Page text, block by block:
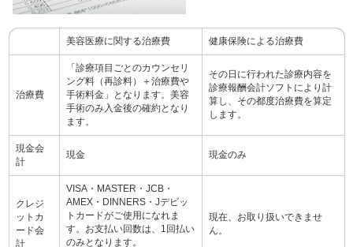
美容医療に関する治療費 健康保険による治療費
治療費
「診療項目ごとのカウンセリ
ング料（再診料）＋治療費や
手術料金」となります。美容
手術のみ入金後の確約となり
ます。
その日に行われた診療内容を
診療報酬会計ソフトにより計
算し、その都度治療費を算定
します。
現金会
計
現金 現金のみ
クレジ
ットカ
ード会
計
VISA・MASTER・JCB・
AMEX・DINNERS・Jデビッ
トカードがご使用になれま
す。お支払い回数は、1回払い
のみとなります。
現在、お取り扱いできませ
ん。